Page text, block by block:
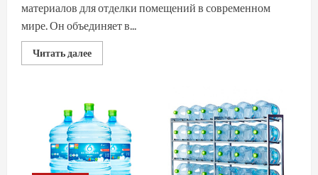
материалов для отделки помещений в современном
мире. Он объединяет в...
Читать далееПрочитать
больше
и
универсальное
решение
для
отделки